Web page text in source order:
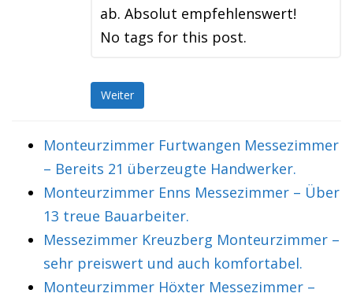
ab. Absolut empfehlenswert!
No tags for this post.
Weiter
Monteurzimmer Furtwangen Messezimmer
– Bereits 21 überzeugte Handwerker.
Monteurzimmer Enns Messezimmer – Über
13 treue Bauarbeiter.
Messezimmer Kreuzberg Monteurzimmer –
sehr preiswert und auch komfortabel.
Monteurzimmer Höxter Messezimmer –